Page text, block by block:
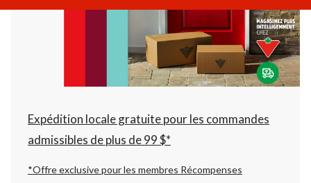
AB,
Ouvert,
Fermeture
à
22:00
changer
Expédition locale gratuite pour les commandes
admissibles de plus de 99 $*
*Offre exclusive pour les membres Récompenses